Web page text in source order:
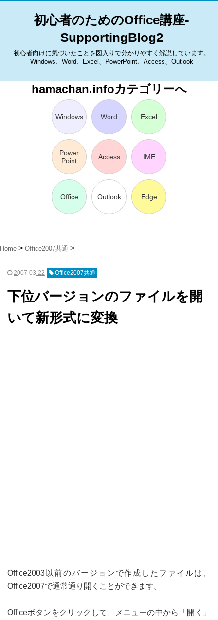
初心者のためのOffice講座-
SupportingBlog2
初心者向けに気づいたことを図入りで分かりやすく解説しています。
Windows、Word、Excel、PowerPoint、Access、Outlook
hamachan.infoカテゴリーへ
Windows Word Excel
Power
Point
Access IME
Office Outlook Edge
Home Office2007共通
2007-03-22 Office2007共通
下位バージョンのファイルを開
いて新形式に変換
Office2003以前のバージョンで作成したファイルは、
Office2007で通常通り開くことができます。
Officeボタンをクリックして、メニューの中から「開く」